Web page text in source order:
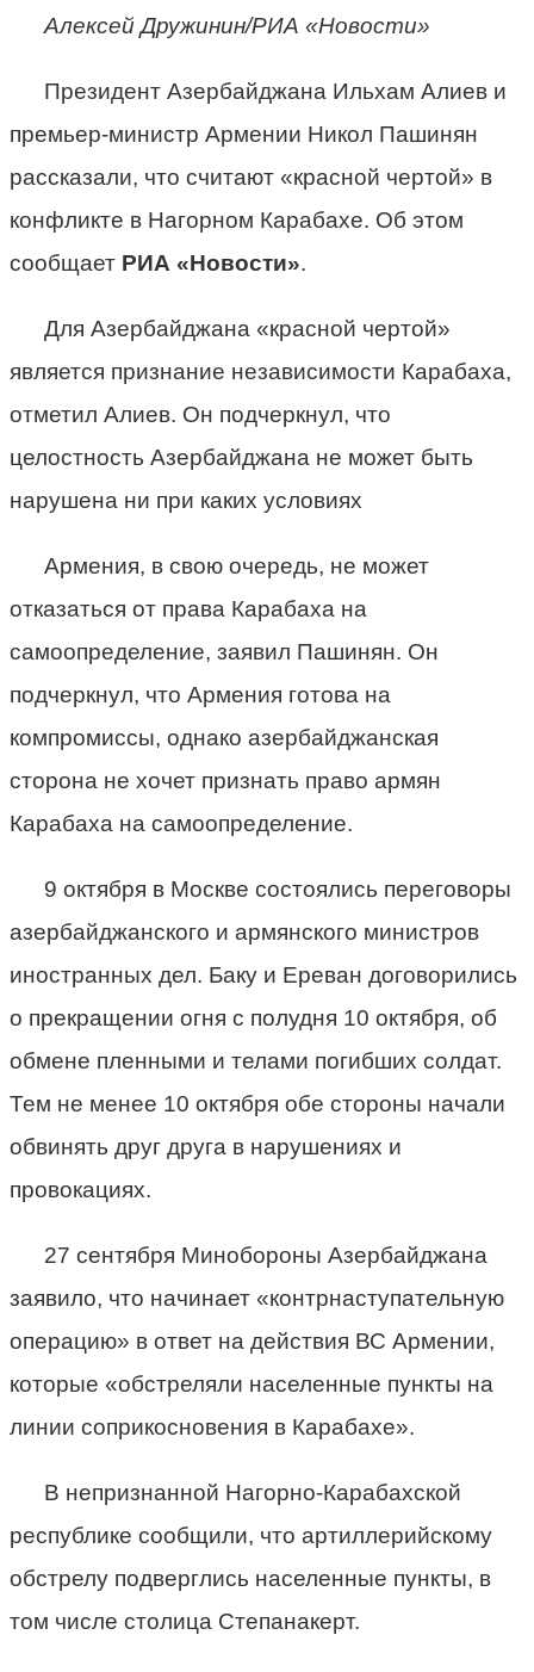
Алексей Дружинин/РИА «Новости»
Президент Азербайджана Ильхам Алиев и
премьер-министр Армении Никол Пашинян
рассказали, что считают «красной чертой» в
конфликте в Нагорном Карабахе. Об этом
сообщает РИА «Новости».
Для Азербайджана «красной чертой»
является признание независимости Карабаха,
отметил Алиев. Он подчеркнул, что
целостность Азербайджана не может быть
нарушена ни при каких условиях
Армения, в свою очередь, не может
отказаться от права Карабаха на
самоопределение, заявил Пашинян. Он
подчеркнул, что Армения готова на
компромиссы, однако азербайджанская
сторона не хочет признать право армян
Карабаха на самоопределение.
9 октября в Москве состоялись переговоры
азербайджанского и армянского министров
иностранных дел. Баку и Ереван договорились
о прекращении огня с полудня 10 октября, об
обмене пленными и телами погибших солдат.
Тем не менее 10 октября обе стороны начали
обвинять друг друга в нарушениях и
провокациях.
27 сентября Минобороны Азербайджана
заявило, что начинает «контрнаступательную
операцию» в ответ на действия ВС Армении,
которые «обстреляли населенные пункты на
линии соприкосновения в Карабахе».
В непризнанной Нагорно-Карабахской
республике сообщили, что артиллерийскому
обстрелу подверглись населенные пункты, в
том числе столица Степанакерт.